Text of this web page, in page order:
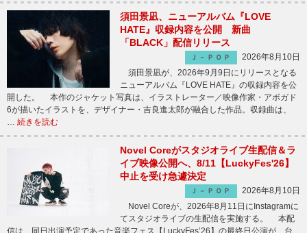
須田景凪、ニューアルバム『LOVE
HATE』収録内容を公開 新曲
「BLACK」配信リリース
Ｊ－ＰＯＰ
2026年8月10日
須田景凪が、2026年9月9日にリリースとなる
ニューアルバム『LOVE HATE』の収録内容を公
開した。 本作のジャケット写真は、イラストレーター／映像作家・アボガド
6が描いたイラストを、デザイナー・吉良進太郎が融合した作品。収録曲は、
… 続きを読む
Novel Coreがスタジオライブ生配信＆ラ
イブ映像公開へ、8/11【LuckyFes'26】
中止を受け急遽決定
Ｊ－ＰＯＰ
2026年8月10日
Novel Coreが、2026年8月11日にInstagramに
てスタジオライブの生配信を実施する。 本配
信は、同日出演予定であった音楽フェス【LuckyFes’26】の最終日公演が、台